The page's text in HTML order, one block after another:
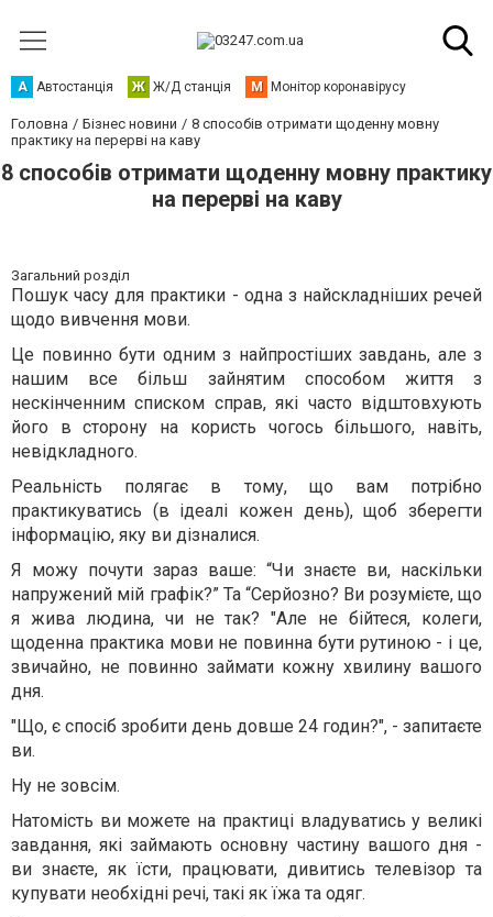
А Автостанція Ж Ж/Д станція М Монітор коронавірусу
Головна Бізнес новини
8 способів отримати щоденну мовну
практику на перерві на каву
8 способів отримати щоденну мовну практику
на перерві на каву
Загальний розділ
Пошук часу для практики - одна з найскладніших речей
щодо вивчення мови.
Це повинно бути одним з найпростіших завдань, але з
нашим все більш зайнятим способом життя з
нескінченним списком справ, які часто відштовхують
його в сторону на користь чогось більшого, навіть,
невідкладного.
Реальність полягає в тому, що вам потрібно
практикуватись (в ідеалі кожен день), щоб зберегти
інформацію, яку ви дізналися.
Я можу почути зараз ваше: “Чи знаєте ви, наскільки
напружений мій графік?” Та “Серйозно? Ви розумієте, що
я жива людина, чи не так? "Але не бійтеся, колеги,
щоденна практика мови не повинна бути рутиною - і це,
звичайно, не повинно займати кожну хвилину вашого
дня.
"Що, є спосіб зробити день довше 24 годин?", - запитаєте
ви.
Ну не зовсім.
Натомість ви можете на практиці владуватись у великі
завдання, які займають основну частину вашого дня -
ви знаєте, як їсти, працювати, дивитись телевізор та
купувати необхідні речі, такі як їжа та одяг.